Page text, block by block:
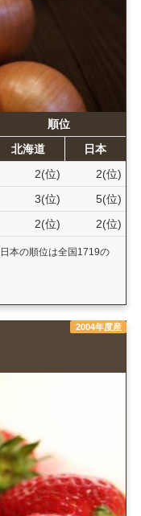
順位
北海道
日本
2(位)
2(位)
3(位)
5(位)
2(位) 2(位)
本の順位は全国1719の
2004年度産